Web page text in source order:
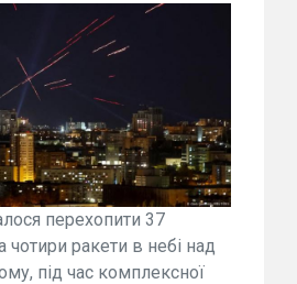
перехопити 37
чотири ракети в небі над
під час комплексної